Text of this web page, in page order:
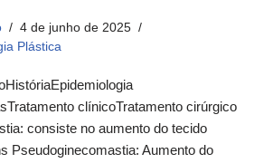
4 de junho de 2025
Plástica
clínico​Tratamento cirúrgico​
consiste no aumento do tecido
Pseudoginecomastia: Aumento do